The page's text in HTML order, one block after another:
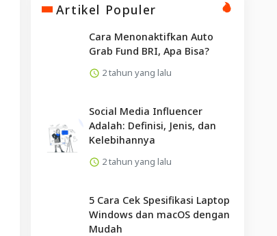
Artikel Populer
Cara Menonaktifkan Auto
Grab Fund BRI, Apa Bisa?
2 tahun yang lalu
Social Media Influencer
Adalah: Definisi, Jenis, dan
Kelebihannya
2 tahun yang lalu
5 Cara Cek Spesifikasi Laptop
Windows dan macOS dengan
Mudah